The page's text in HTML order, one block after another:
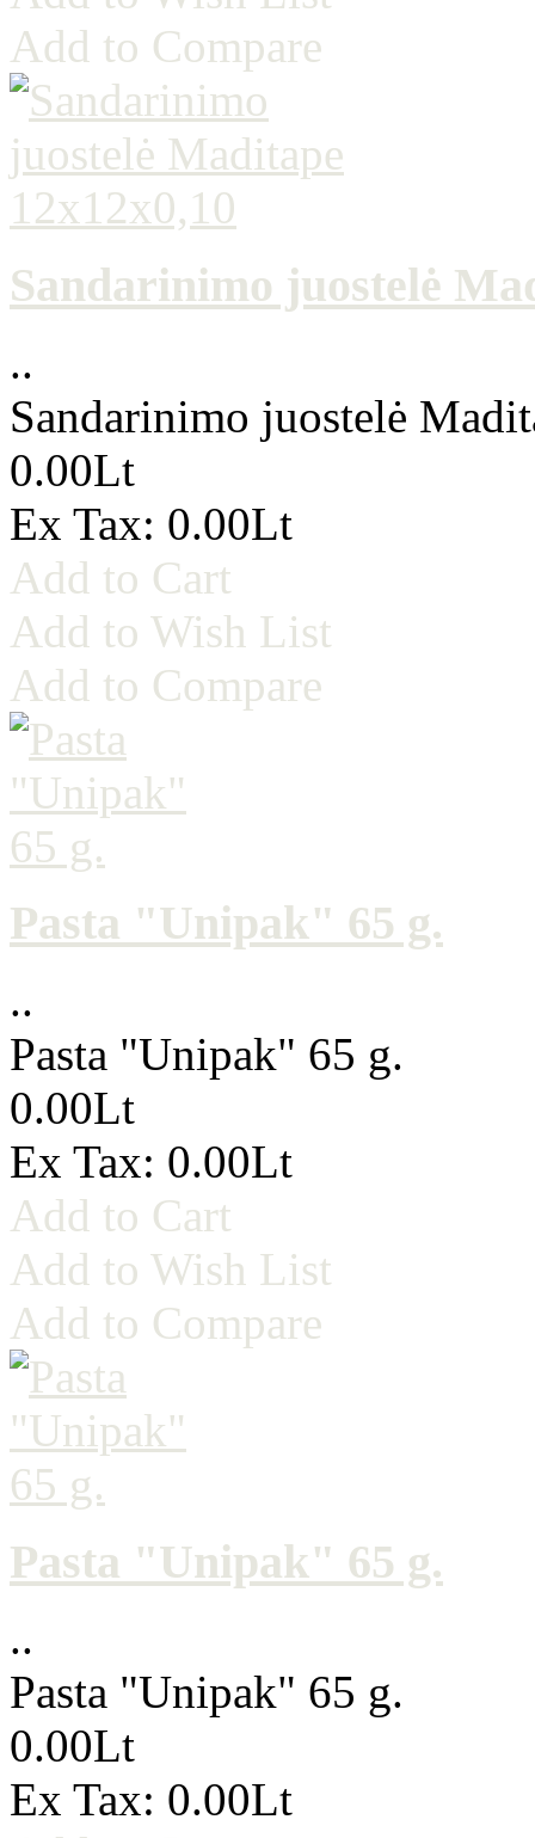
Add to Compare
Sandarinimo juostelė
..
Sandarinimo juostelė
0.00Lt
Ex Tax: 0.00Lt
Add to Cart
Add to Wish List
Add to Compare
Pasta "Unipak" 65 g.
..
Pasta "Unipak" 65 g.
0.00Lt
Ex Tax: 0.00Lt
Add to Cart
Add to Wish List
Add to Compare
Pasta "Unipak" 65 g.
..
Pasta "Unipak" 65 g.
0.00Lt
Ex Tax: 0.00Lt